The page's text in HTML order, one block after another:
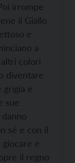
irrompe
il Giallo
e
a
colori
diventare
grigia e
sue
sé e con il
e
il regno